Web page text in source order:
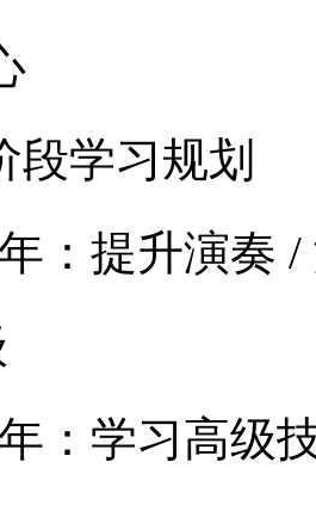
段学习规划
：提升演奏
：学习高级